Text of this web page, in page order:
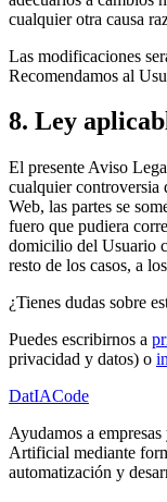
cualquier otra causa
Las modificaciones
Recomendamos al
8. Ley
El presente Aviso
cualquier controversia
Web, las partes se
fuero que pudiera
domicilio del Usuario
resto de los casos, a
¿Tienes dudas sobre
Puedes escribirnos a
privacidad y datos) o
DatIACode
Ayudamos a
Artificial mediante
automatización y